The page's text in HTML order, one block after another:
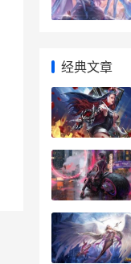
经典文章